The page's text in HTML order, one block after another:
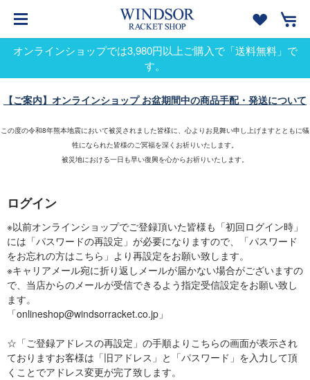
オンラインショップでは3,980円以上ご購入で「送料無料」で
す。
【ご案内】オンラインショップ お盆期間中の商品手配・発送について
この度の令和8年熊本地震において被災されました皆様に、心よりお見舞い申し上げますとともに犠
牲になられた皆様のご冥福を深くお祈りいたします。
被災地における一日も早い復興を心からお祈りいたします。
ログイン
※以前オンラインショップでご登録頂いた皆様も「初回ログイン時」
には「パスワードの再設定」が必要になりますので、「パスワード
をお忘れの方はこちら」より再設定をお願い致します。
※キャリアメール宛に折り返しメールが届かない場合がございますの
で、当店からのメールが受信できるよう指定受信設定をお願い致し
ます。
「onlineshop@windsorracket.co.jp」
☆「ご登録アドレスの再設定」の手順よりこちらの画面が表示され
ておりますお客様は「旧アドレス」と「パスワード」を入力して頂
くことでアドレス変更が完了致します。